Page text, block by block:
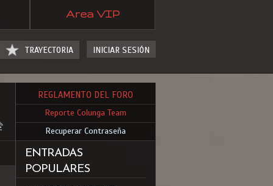
Area VIP
INICIAR SESIÓN
TRAYECTORIA
REGLAMENTO DEL FORO
Reporte Colunga Team
Recuperar Contraseña
ENTRADAS
POPULARES